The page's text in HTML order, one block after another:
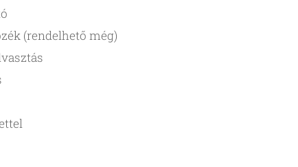
(rendelhető még)